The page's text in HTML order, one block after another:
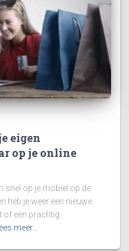
eigen
op je online
snel op je mobiel op de
heb je weer een nieuwe
of een prachtig
meer…